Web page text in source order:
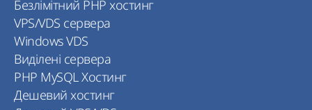
Безлімітний PHP хостинг
VPS/VDS сервера
Windows VDS
Виділені сервера
PHP MySQL Хостинг
Дешевий хостинг